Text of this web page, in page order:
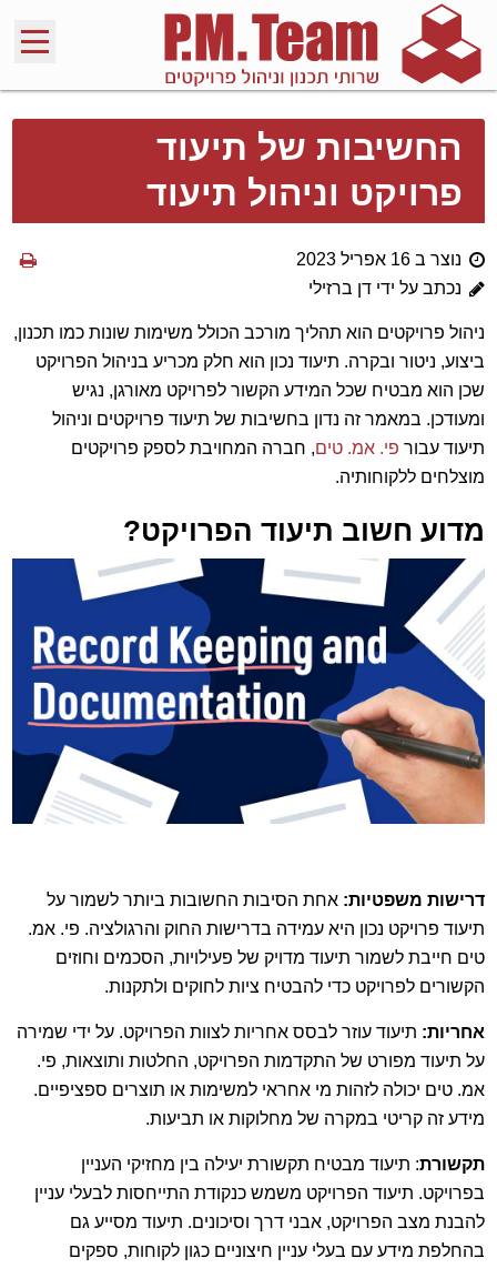
החשיבות של תיעוד
פרויקט וניהול תיעוד
נוצר ב 16 אפריל 2023
נכתב על ידי דן ברזילי
ניהול פרויקטים הוא תהליך מורכב הכולל משימות שונות כמו תכנון,
ביצוע, ניטור ובקרה. תיעוד נכון הוא חלק מכריע בניהול הפרויקט
שכן הוא מבטיח שכל המידע הקשור לפרויקט מאורגן, נגיש
ומעודכן. במאמר זה נדון בחשיבות של תיעוד פרויקטים וניהול
תיעוד עבור פי. אמ. טים, חברה המחויבת לספק פרויקטים
מוצלחים ללקוחותיה.
מדוע חשוב תיעוד הפרויקט?
דרישות משפטיות: אחת הסיבות החשובות ביותר לשמור על
תיעוד פרויקט נכון היא עמידה בדרישות החוק והרגולציה. פי. אמ.
טים חייבת לשמור תיעוד מדויק של פעילויות, הסכמים וחוזים
הקשורים לפרויקט כדי להבטיח ציות לחוקים ולתקנות.
אחריות: תיעוד עוזר לבסס אחריות לצוות הפרויקט. על ידי שמירה
על תיעוד מפורט של התקדמות הפרויקט, החלטות ותוצאות, פי.
אמ. טים יכולה לזהות מי אחראי למשימות או תוצרים ספציפיים.
מידע זה קריטי במקרה של מחלוקות או תביעות.
תקשורת: תיעוד מבטיח תקשורת יעילה בין מחזיקי העניין
בפרויקט. תיעוד הפרויקט משמש כנקודת התייחסות לבעלי עניין
להבנת מצב הפרויקט, אבני דרך וסיכונים. תיעוד מסייע גם
בהחלפת מידע עם בעלי עניין חיצוניים כגון לקוחות, ספקים